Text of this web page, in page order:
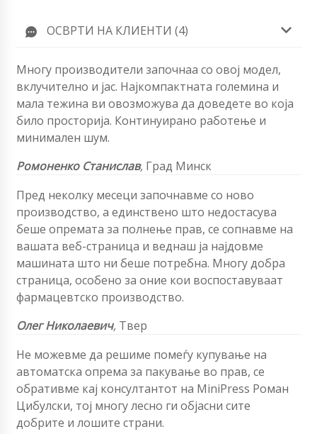
ОСВРТИ НА КЛИЕНТИ (4)
Многу производители започнаа со овој модел,
вклучително и јас. Најкомпактната големина и
мала тежина ви овозможува да доведете во која
било просторија. Континуирано работење и
минимален шум.
Ромоненко Станислав, Град Минск
Пред неколку месеци започнавме со ново
производство, а единствено што недостасува
беше опремата за полнење прав, се сопнавме на
вашата веб-страница и веднаш ја најдовме
машината што ни беше потребна. Многу добра
страница, особено за оние кои воспоставуваат
фармацевтско производство.
ОлегНиколаевич, Твер
Не можевме да решиме помеѓу купување на
автоматска опрема за пакување во прав, се
обративме кај консултантот на MiniPress Роман
Цибулски, тој многу лесно ги објасни сите
добрите и лошите страни.